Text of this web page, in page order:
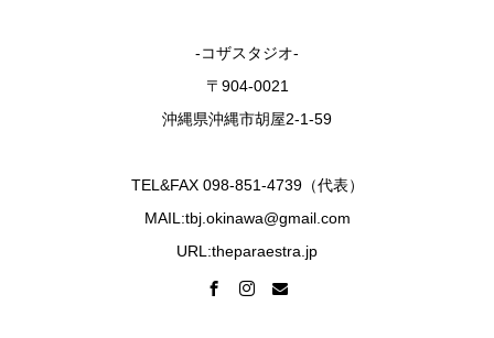
-コザスタジオ-
〒904-0021
沖縄県沖縄市胡屋2-1-59
TEL&FAX 098-851-4739（代表）
MAIL:tbj.okinawa@gmail.com
URL:theparaestra.jp